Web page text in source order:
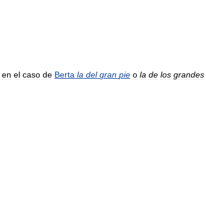
en el caso de Berta la del gran pie o la de los grandes